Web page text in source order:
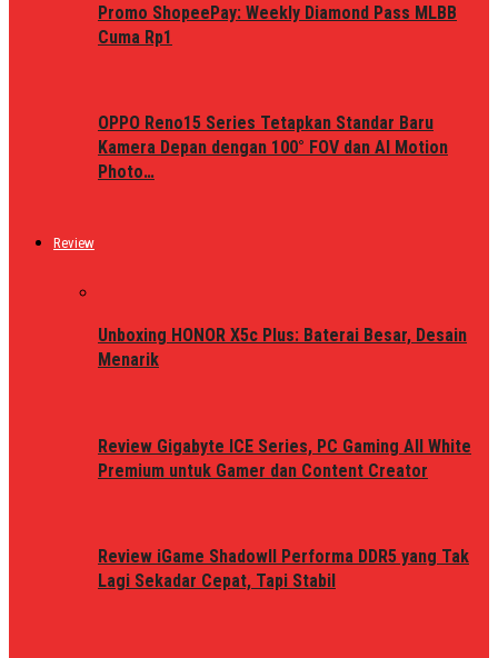
Promo ShopeePay: Weekly Diamond Pass MLBB
Cuma Rp1
OPPO Reno15 Series Tetapkan Standar Baru
Kamera Depan dengan 100° FOV dan AI Motion
Photo…
Review
Unboxing HONOR X5c Plus: Baterai Besar, Desain
Menarik
Review Gigabyte ICE Series, PC Gaming All White
Premium untuk Gamer dan Content Creator
Review iGame ShadowII Performa DDR5 yang Tak
Lagi Sekadar Cepat, Tapi Stabil